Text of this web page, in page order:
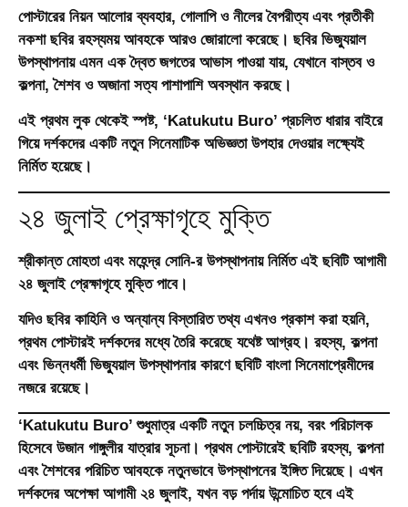
পোস্টারের নিয়ন আলোর ব্যবহার, গোলাপি ও নীলের বৈপরীত্য এবং প্রতীকী
নকশা ছবির রহস্যময় আবহকে আরও জোরালো করেছে। ছবির ভিজ্যুয়াল
উপস্থাপনায় এমন এক দ্বৈত জগতের আভাস পাওয়া যায়, যেখানে বাস্তব ও
কল্পনা, শৈশব ও অজানা সত্য পাশাপাশি অবস্থান করছে।
এই প্রথম লুক থেকেই স্পষ্ট, ‘Katukutu Buro’ প্রচলিত ধারার বাইরে
গিয়ে দর্শকদের একটি নতুন সিনেমাটিক অভিজ্ঞতা উপহার দেওয়ার লক্ষ্যেই
নির্মিত হয়েছে।
২৪ জুলাই প্রেক্ষাগৃহে মুক্তি
শ্রীকান্ত মোহতাএবং মহেন্দ্র সোনি-র উপস্থাপনায় নির্মিত এই ছবিটি আগামী
২৪ জুলাইপ্রেক্ষাগৃহে মুক্তি পাবে।
যদিও ছবির কাহিনি ও অন্যান্য বিস্তারিত তথ্য এখনও প্রকাশ করা হয়নি,
প্রথম পোস্টারই দর্শকদের মধ্যে তৈরি করেছে যথেষ্ট আগ্রহ। রহস্য, কল্পনা
এবং ভিন্নধর্মী ভিজ্যুয়াল উপস্থাপনার কারণে ছবিটি বাংলা সিনেমাপ্রেমীদের
নজরে রয়েছে।
‘Katukutu Buro’ শুধুমাত্র একটি নতুন চলচ্চিত্র নয়, বরং পরিচালক
হিসেবে উজান গাঙ্গুলীর যাত্রার সূচনা। প্রথম পোস্টারেই ছবিটি রহস্য, কল্পনা
এবং শৈশবের পরিচিত আবহকে নতুনভাবে উপস্থাপনের ইঙ্গিত দিয়েছে। এখন
দর্শকদের অপেক্ষা আগামী ২৪ জুলাই, যখন বড় পর্দায় উন্মোচিত হবে এই